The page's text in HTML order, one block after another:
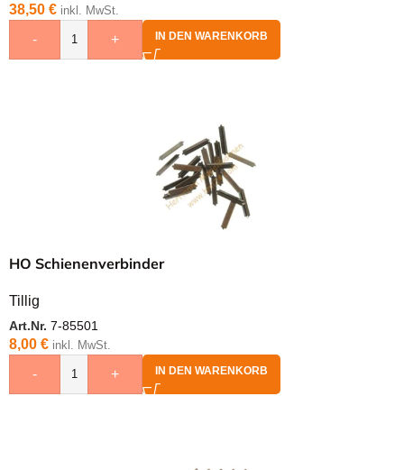
38,50 € inkl. MwSt.
- + IN DEN WARENKORB
HO Schienenverbinder
Tillig
Art.Nr. 7-85501
8,00 € inkl. MwSt.
- + IN DEN WARENKORB